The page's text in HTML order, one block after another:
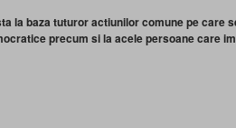
la baza tuturor actiunilor comune pe care
precum si la acele persoane care